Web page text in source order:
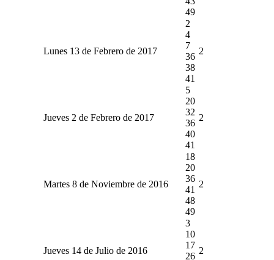
49
Lunes 13 de Febrero de 2017
2
4
7
36
38
41
2
Jueves 2 de Febrero de 2017
5
20
32
36
40
41
2
Martes 8 de Noviembre de 2016
18
20
36
41
48
49
2
Jueves 14 de Julio de 2016
3
10
17
26
2